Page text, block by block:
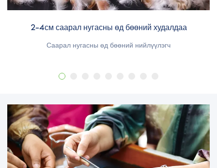
2-4см саарал нугасны өд бөөний худалдаа
Саарал нугасны өд бөөний нийлүүлэгч